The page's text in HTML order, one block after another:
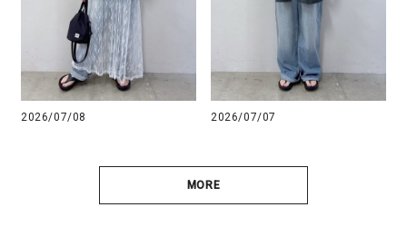
2026/07/08 2026/07/07
MORE